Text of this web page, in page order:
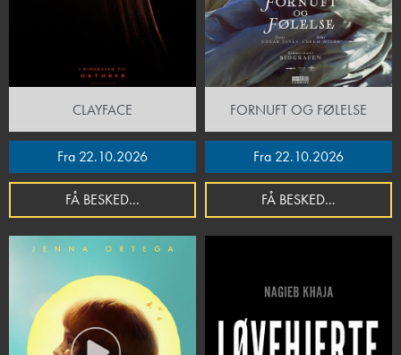
CLAYFACE
Fra 22.10.2026
FÅ BESKED...
FORNUFT OG FØLELSE
Fra 22.10.2026
FÅ BESKED...